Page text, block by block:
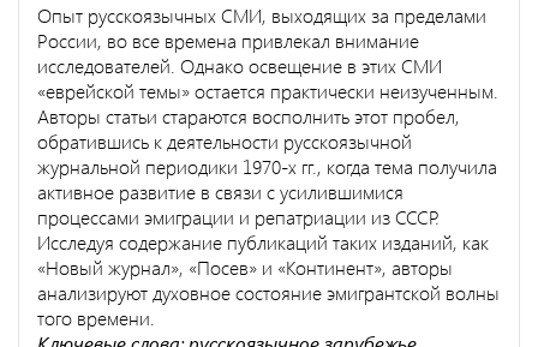
Опыт русскоязычных СМИ, выходящих за пределами
России, во все времена привлекал внимание
исследователей. Однако освещение в этих СМИ
«еврейской темы» остается практически неизученным.
Авторы статьи стараются восполнить этот пробел,
обратившись к деятельности русскоязычной
журнальной периодики 1970-х гг., когда тема получила
активное развитие в связи с усилившимися
процессами эмиграции и репатриации из СССР.
Исследуя содержание публикаций таких изданий, как
«Новый журнал», «Посев» и «Континент», авторы
анализируют духовное состояние эмигрантской волны
того времени.